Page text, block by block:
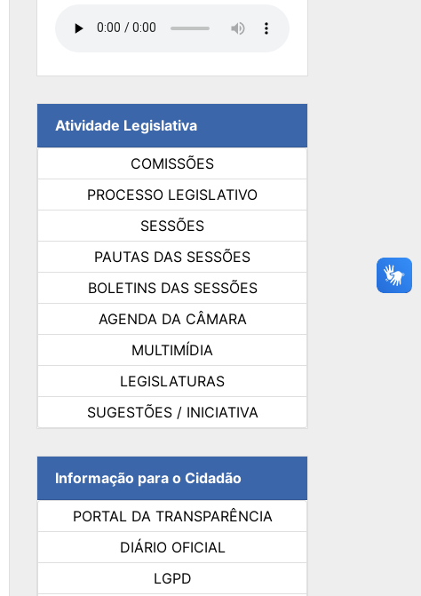
Atividade Legislativa
COMISSÕES
PROCESSO LEGISLATIVO
SESSÕES
PAUTAS DAS SESSÕES
BOLETINS DAS SESSÕES
AGENDA DA CÂMARA
MULTIMÍDIA
LEGISLATURAS
SUGESTÕES / INICIATIVA
Informação para o Cidadão
PORTAL DA TRANSPARÊNCIA
DIÁRIO OFICIAL
LGPD